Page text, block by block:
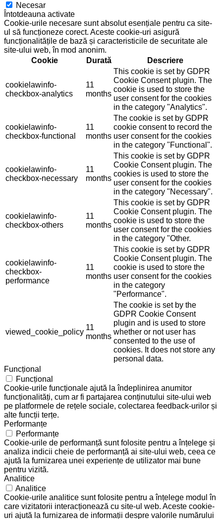
Necesar
Întotdeauna activate
Cookie-urile necesare sunt absolut esențiale pentru ca site-
ul să funcționeze corect. Aceste cookie-uri asigură
funcționalitățile de bază și caracteristicile de securitate ale
site-ului web, în mod anonim.
Cookie
Durată Descriere
cookielawinfo-
checkbox-analytics
11
months
This cookie is set by GDPR
Cookie Consent plugin. The
cookie is used to store the
user consent for the cookies
in the category "Analytics".
cookielawinfo-
checkbox-functional
11
months
The cookie is set by GDPR
cookie consent to record the
user consent for the cookies
in the category "Functional".
cookielawinfo-
checkbox-necessary
11
months
This cookie is set by GDPR
Cookie Consent plugin. The
cookies is used to store the
user consent for the cookies
in the category "Necessary".
cookielawinfo-
checkbox-others
11
months
This cookie is set by GDPR
Cookie Consent plugin. The
cookie is used to store the
user consent for the cookies
in the category "Other.
cookielawinfo-
checkbox-
performance
11
months
This cookie is set by GDPR
Cookie Consent plugin. The
cookie is used to store the
user consent for the cookies
in the category
"Performance".
viewed_cookie_policy
11
months
The cookie is set by the
GDPR Cookie Consent
plugin and is used to store
whether or not user has
consented to the use of
cookies. It does not store any
personal data.
Funcțional
Funcțional
Cookie-urile funcționale ajută la îndeplinirea anumitor
funcționalități, cum ar fi partajarea conținutului site-ului web
pe platformele de rețele sociale, colectarea feedback-urilor și
alte funcții terțe.
Performanțe
Performanțe
Cookie-urile de performanță sunt folosite pentru a înțelege și
analiza indicii cheie de performanță ai site-ului web, ceea ce
ajută la furnizarea unei experiențe de utilizator mai bune
pentru vizită.
Analitice
Analitice
Cookie-urile analitice sunt folosite pentru a înțelege modul în
care vizitatorii interacționează cu site-ul web. Aceste cookie-
uri ajută la furnizarea de informații despre valorile numărului